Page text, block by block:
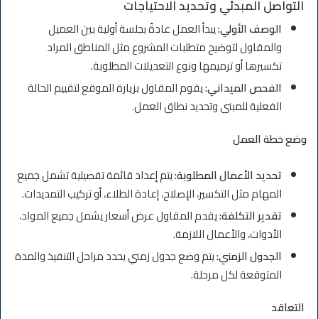
التواصل المبدئي وتحديد الاحتياجات
الوصف الأولي:يبدأ العمل عادةً بجلسة أولية بين العميل
والمقاول لتوضيح متطلبات المشروع مثل المناطق المراد
تكسيرها أو ترميمها ونوع التعديلات المطلوبة.
الفحص الميداني:يقوم المقاول بزيارة الموقع لتقييم الحالة
الفعلية للمبنى وتحديد نطاق العمل.
وضع خطة العمل
تحديد الأعمال المطلوبة:يتم إعداد قائمة تفصيلية تشمل جميع
المهام مثل التكسير، الإصلاح، إعادة الطلاء، أو تركيب التمديدات.
تقدير التكلفة:يقدم المقاول عرض أسعار يشمل جميع المواد،
الأدوات، والأعمال اللازمة.
الجدول الزمني:يتم وضع جدول زمني يحدد مراحل التنفيذ والمدة
المتوقعة لكل مرحلة.
التعاقد